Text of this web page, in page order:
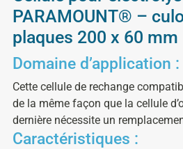
PARAMOUNT® –
plaques 200 x 60 mm
Domaine d’application :
Cette cellule de rechange
de la même façon que la cellule
dernière nécessite un
Caractéristiques :